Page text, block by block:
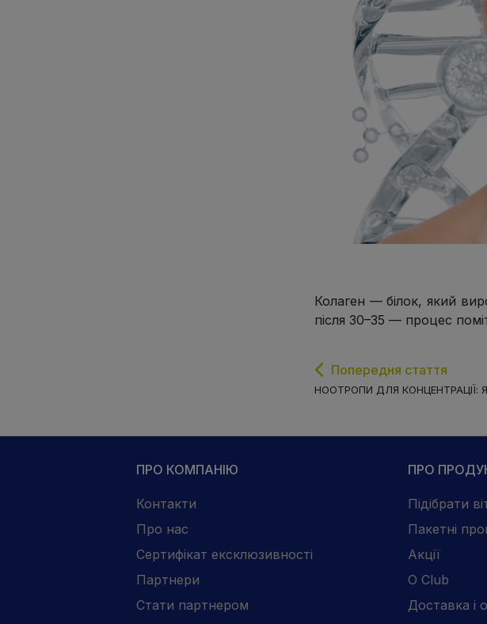
Колаген — білок, який
після 30–35 — процес
Попередня стаття
НООТРОПИ ДЛЯ КОНЦЕНТРАЦІЇ:
ПРО КОМПАНІЮ
Контакти
Про нас
Сертифікат ексклюзивності
Партнери
Стати партнером
ПРО
Підібрати
Пакетні
Акції
O Club
Доставка і